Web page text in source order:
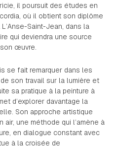
il poursuit des études en
où il obtient son diplôme
Saint-Jean, dans la
qui deviendra une source
son œuvre.
se fait remarquer dans les
son travail sur la lumière et
sa pratique à la peinture à
d’explorer davantage la
Son approche artistique
une méthode qui l’amène à
en dialogue constant avec
à la croisée de